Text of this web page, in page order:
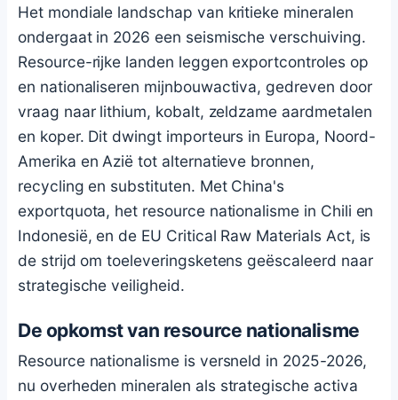
Het mondiale landschap van kritieke mineralen
ondergaat in 2026 een seismische verschuiving.
Resource-rijke landen leggen exportcontroles op
en nationaliseren mijnbouwactiva, gedreven door
vraag naar lithium, kobalt, zeldzame aardmetalen
en koper. Dit dwingt importeurs in Europa, Noord-
Amerika en Azië tot alternatieve bronnen,
recycling en substituten. Met China's
exportquota, het resource nationalisme in Chili en
Indonesië, en de EU Critical Raw Materials Act, is
de strijd om toeleveringsketens geëscaleerd naar
strategische veiligheid.
De opkomst van resource nationalisme
Resource nationalisme is versneld in 2025-2026,
nu overheden mineralen als strategische activa